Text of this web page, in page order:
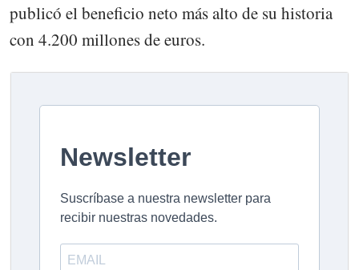
publicó el beneficio neto más alto de su historia
con 4.200 millones de euros.